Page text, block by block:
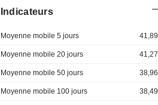
Indicateurs
Moyenne mobile 5 jours 41,89
Moyenne mobile 20 jours 41,27
Moyenne mobile 50 jours 38,96
Moyenne mobile 100 jours 38,49